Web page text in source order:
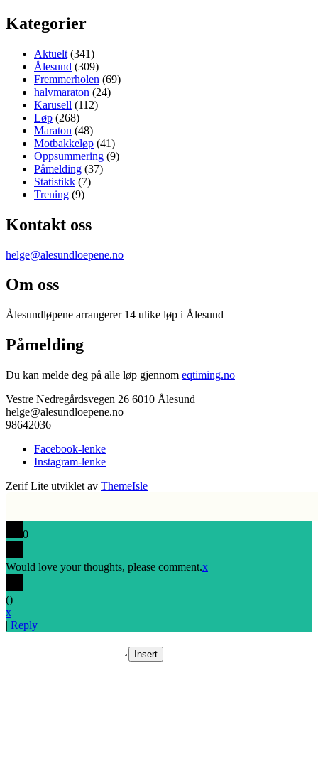
Kategorier
Aktuelt (341)
Ålesund (309)
Fremmerholen (69)
halvmaraton (24)
Karusell (112)
Løp (268)
Maraton (48)
Motbakkeløp (41)
Oppsummering (9)
Påmelding (37)
Statistikk (7)
Trening (9)
Kontakt oss
helge@alesundloepene.no
Om oss
Ålesundløpene arrangerer 14 ulike løp i Ålesund
Påmelding
Du kan melde deg på alle løp gjennom eqtiming.no
Vestre Nedregårdsvegen 26 6010 Ålesund
helge@alesundloepene.no
98642036
Facebook-lenke
Instagram-lenke
Zerif Lite utviklet av ThemeIsle
0
Would love your thoughts, please comment.x
()
x
| Reply
Insert